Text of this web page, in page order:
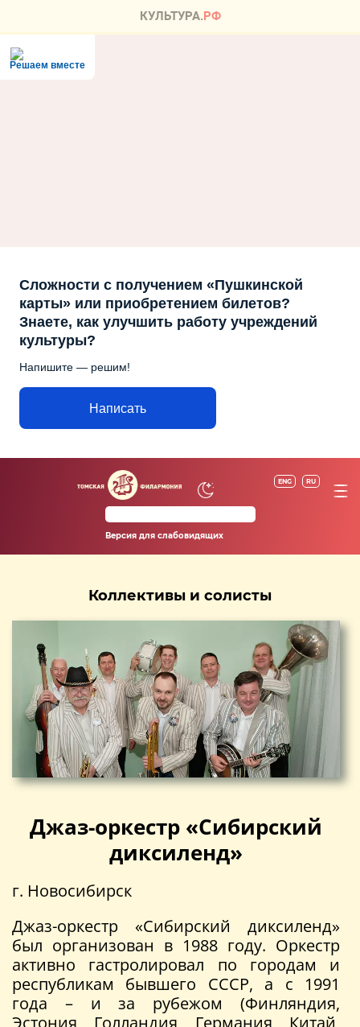
Решаем вместе
Сложности с получением «Пушкинской
карты» или приобретением билетов?
Знаете, как улучшить работу учреждений
культуры?
Напишите — решим!
Написать
ENG RU
Версия для слабовидящих
Коллективы и солисты
Джаз-оркестр «Сибирский
диксиленд»
г. Новосибирск
Джаз-оркестр «Сибирский диксиленд»
был организован в 1988 году. Оркестр
активно гастролировал по городам и
республикам бывшего СССР, а с 1991
года – и за рубежом (Финляндия,